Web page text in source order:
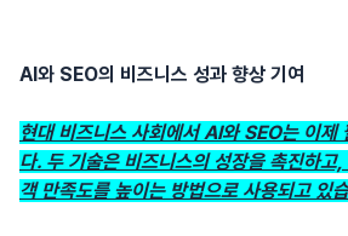
AI와 SEO의 비즈니스 성과 향상 기여
현대 비즈니스 사회에서 AI와 SEO는 이제
다. 두 기술은 비즈니스의 성장을 촉진하고
객 만족도를 높이는 방법으로 사용되고 있